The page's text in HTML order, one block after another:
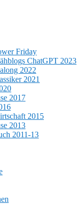
Friday
ChatGPT 2023
2022
2021
2017
2015
2013
2011-13